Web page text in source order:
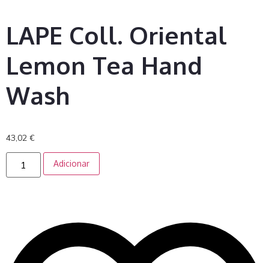
LAPE Coll. Oriental
Lemon Tea Hand
Wash
43,02 €
Adicionar